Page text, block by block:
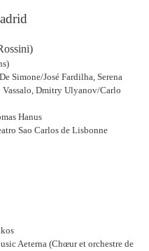
Simone/José Fardilha, Serena
Dmitry Ulyanov/Carlo
Hanus
Sao Carlos de Lisbonne
Aeterna (Chœur et orchestre de